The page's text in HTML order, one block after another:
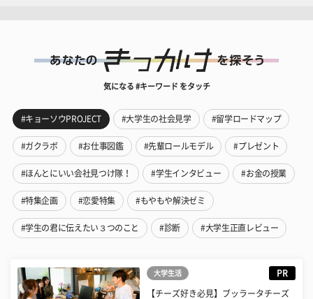
気になる #キーワード をタッチ
#キョーソウPROJECT #大学生の社会見学 #留学ロードマップ
#ガクラボ #お仕事図鑑 #先輩ロールモデル #プレゼント
#ほんとにいい会社見つけ隊！ #学生インタビュー #お金の授業
#特集企画 #恋愛特集 #もやもや解決ゼミ
#学生の君に伝えたい３つのこと #診断 #大学生正直レビュー
大学生活 PR
【チーズ好き必見】ブッラータチーズ